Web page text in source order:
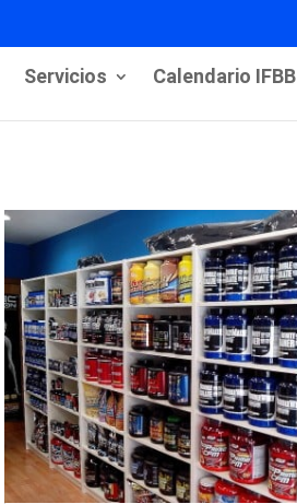
Servicios Calendario IFBB